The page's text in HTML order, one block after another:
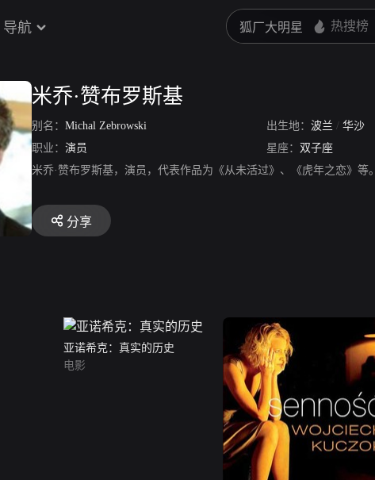
导航
米乔·赞布罗斯基
别名： Michal Zebrowski 出生地： 波兰 / 华沙
职业： 演员 星座： 双子座
米乔·赞布罗斯基，演员，代表作品为《从未活过》、《虎年之恋》等。
分享
亚诺希克：真实的历史
电影